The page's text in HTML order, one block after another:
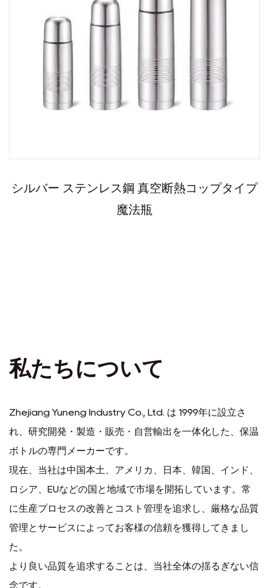
シルバー ステンレス鋼 真空断熱コップタイプ
魔法瓶
私たちについて
Zhejiang Yuneng Industry Co., Ltd. は 1999年に設立さ
れ、研究開発・製造・販売・自営輸出を一体化した、保温
ボトルの専門メーカーです。
現在、当社は中国本土、アメリカ、日本、韓国、インド、
ロシア、EUなどの国と地域で市場を開拓しています。常
に生産プロセスの改善とコスト管理を追求し、厳格な品質
管理とサービスによってお客様の信頼を獲得してきまし
た。
より良い品質を追求することは、当社全体の揺るぎない信
念です。